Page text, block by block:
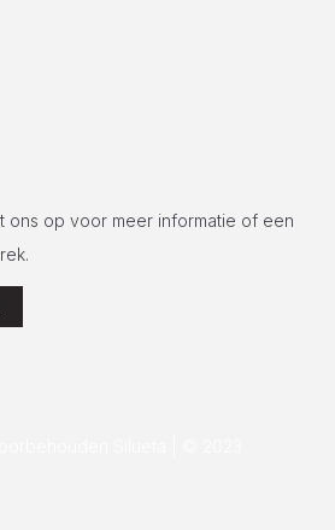
ons op voor meer informatie of een